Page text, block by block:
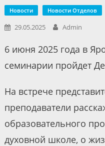
Новости Новости Отделов
29.05.2025 Admin
6 июня 2025 года в
семинарии пройдет
На встрече
преподаватели
образовательного
духовной школе, о